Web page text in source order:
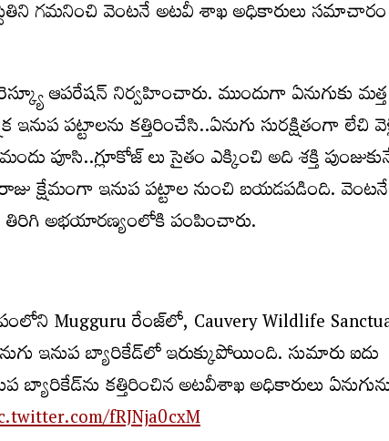
గమనించి వెంటనే అటవీ శాఖ అధికారులు సమాచారం
ఆపరేషన్ నిర్వహించారు. ముందుగా ఏనుగుకు మత్త
ఇనుప పట్టాలను కత్తిరించేసి..ఏనుగు సురక్షితంగా
పూసి..గ్లూకోజ్ లు సైతం ఎక్కించి అది శక్తి
క్షేమంగా ఇనుప పట్టాల నుంచి బయడపడింది.
తిరిగి అభయారణ్యంలోకి పంపించారు.
Mugguru రేంజ్‌లో, Cauvery Wildlife
ఇనుప బ్యారికేడ్‌లో ఇరుక్కుపోయింది. సుమారు ఐదు
బ్యారికేడ్‌ను కత్తిరించిన అటవీశాఖ అధికారులు
fRJNja0cxM